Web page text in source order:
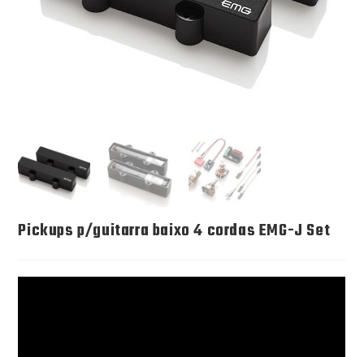
Pickups p/guitarra baixo 4 cordas EMG-J Set